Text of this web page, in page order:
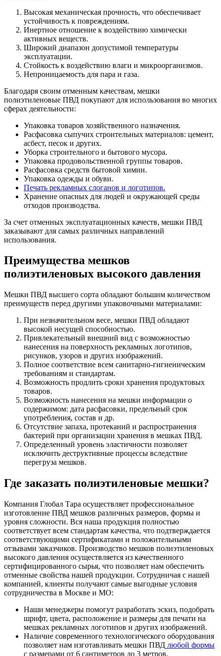
Высокая механическая прочность, что обеспечивает
устойчивость к повреждениям.
Инертное отношение к воздействию химически
активных веществ.
Широкий диапазон допустимой температуры
эксплуатации.
Стойкость к воздействию влаги и микроорганизмов.
Непроницаемость для пара и газа.
Благодаря своим отменным качествам, мешки
полиэтиленовые ПВД покупают для использования во многих
сферах деятельности:
Упаковка товаров хозяйственного назначения.
Расфасовка сыпучих строительных материалов: цемент,
асбест, песок и других.
Уборка строительного и бытового мусора.
Упаковка продовольственной группы товаров.
Расфасовка средств бытовой химии.
Упаковка одежды и обуви.
Печать рекламных слоганов и логотипов.
Хранение опасных для людей и окружающей среды
отходов производства.
За счет отменных эксплуатационных качеств, мешки ПВД
заказывают для самых различных направлений
использования.
Преимущества мешков
полиэтиленовых высокого давления
Мешки ПВД высшего сорта обладают большим количеством
преимуществ перед другими упаковочными материалами:
При незначительном весе, мешки ПВД обладают
высокой несущей способностью.
Привлекательный внешний вид с возможностью
нанесения на поверхность рекламных логотипов,
рисунков, узоров и других изображений.
Полное соответствие всем санитарно-гигиеническим
требованиям и стандартам.
Возможность продлить сроки хранения продуктовых
товаров.
Возможность нанесения на мешки информации о
содержимом: дата расфасовки, предельный срок
употребления, состав и др.
Отсутствие запаха, протеканий и распространения
бактерий при организации хранения в мешках ПВД.
Определенный уровень эластичности позволяет
исключить деструктивные процессы вследствие
перегруза мешков.
Где заказать полиэтиленовые мешки?
Компания Глобал Тара осуществляет профессиональное
изготовление ПВД мешков различных размеров, формы и
уровня сложности. Вся наша продукция полностью
соответствует всем стандартам качества, что подтверждается
соответствующими сертификатами и положительными
отзывами заказчиков. Производство мешков полиэтиленовых
высокого давления осуществляется из качественного
сертифицированного сырья, что позволяет нам обеспечить
отменные свойства нашей продукции. Сотрудничая с нашей
компанией, клиенты получают самые выгодные условия
сотрудничества в Москве и МО:
Наши менеджеры помогут разработать эскиз, подобрать
шрифт, цвета, расположение и размеры для печати на
мешках рекламных логотипов и других изображений.
Наличие современного технологического оборудования
позволяет нам изготавливать мешки ПВД любой формы
с размерами от 6 сантиметров до 3 метров.